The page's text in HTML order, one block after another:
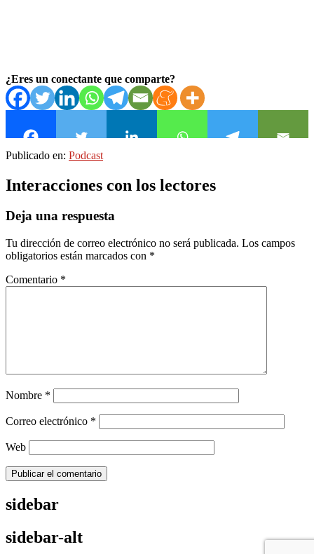
¿Eres un conectante que comparte?
Publicado en: Podcast
Interacciones con los lectores
Deja una respuesta
Tu dirección de correo electrónico no será publicada. Los campos
obligatorios están marcados con *
Comentario *
Nombre *
Correo electrónico *
Web
sidebar
sidebar-alt